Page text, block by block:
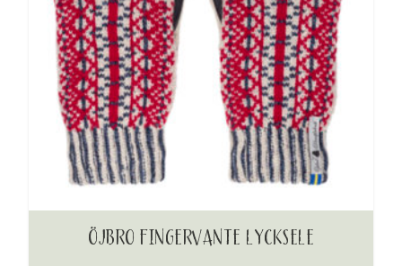
ÖJBRO FINGERVANTE LYCKSELE